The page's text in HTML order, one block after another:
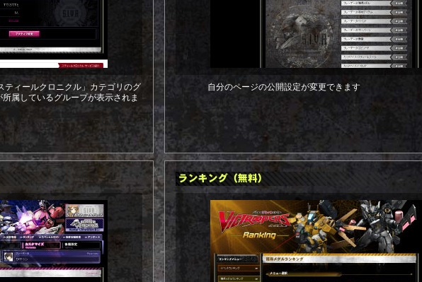
ィールクロニクル」カテゴリのグ
属しているグループが表示されま
自分のページの公開設定が変更できます